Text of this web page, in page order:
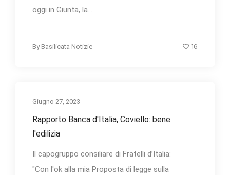
oggi in Giunta, la...
By Basilicata Notizie 16
Giugno 27, 2023
Rapporto Banca d'Italia, Coviello: bene
l'edilizia
Il capogruppo consiliare di Fratelli d’Italia:
"Con l'ok alla mia Proposta di legge sulla